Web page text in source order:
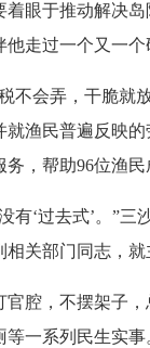
眼于推动解决
走过一个又一个
会弄，干脆就放
渔民普遍反映
，帮助96位渔民
‘过去式’。”三
关部门同志，就
，不摆架子，
一系列民生实